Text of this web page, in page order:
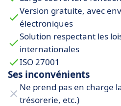
Version gratuite, avec
électroniques
Solution respectant les
internationales
ISO 27001
Ses inconvénients
Ne prend pas en charge
trésorerie, etc.)